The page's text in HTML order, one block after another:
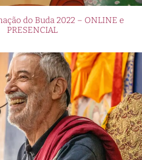
do Buda 2022 – ONLINE e
PRESENCIAL